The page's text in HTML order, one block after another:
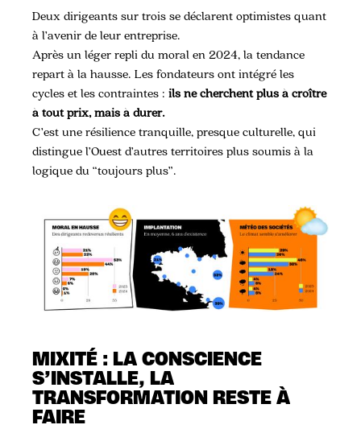
Deux dirigeants sur trois se déclarent optimistes quant
à l’avenir de leur entreprise.
Après un léger repli du moral en 2024, la tendance
repart à la hausse. Les fondateurs ont intégré les
cycles et les contraintes : ils ne cherchent plus à croître
à tout prix, mais à durer.
C’est une résilience tranquille, presque culturelle, qui
distingue l’Ouest d’autres territoires plus soumis à la
logique du “toujours plus”.
MIXITÉ : LA CONSCIENCE
S’INSTALLE, LA
TRANSFORMATION RESTE À
FAIRE